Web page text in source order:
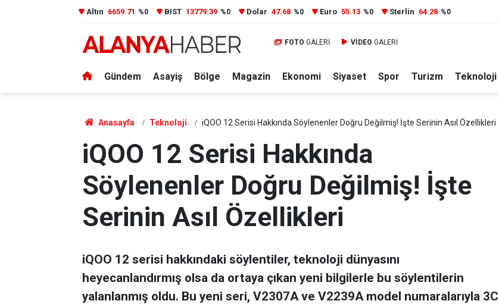
Altın 6659.71 %0 BIST 13779.39 %0 Dolar 47.68 %0 Euro 55.13 %0 Sterlin 64.28 %0
FOTO GALERİ VİDEO GALERİ
Gündem Asayiş Bölge Magazin Ekonomi Siyaset Spor Turizm Teknoloji
Anasayfa Teknoloji iQOO 12 Serisi Hakkında Söylenenler Doğru Değilmiş! İşte Serinin Asıl Özellikleri
iQOO 12 Serisi Hakkında
Söylenenler Doğru Değilmiş! İşte
Serinin Asıl Özellikleri
iQOO 12 serisi hakkındaki söylentiler, teknoloji dünyasını
heyecanlandırmış olsa da ortaya çıkan yeni bilgilerle bu söylentilerin
yalanlanmış oldu. Bu yeni seri, V2307A ve V2239A model numaralarıyla 3C